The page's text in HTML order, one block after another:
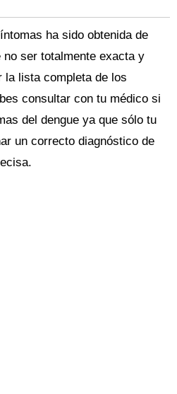
ha sido obtenida de
ser totalmente exacta y
la lista completa de los
consultar con tu médico si
del dengue ya que sólo tu
un correcto diagnóstico de